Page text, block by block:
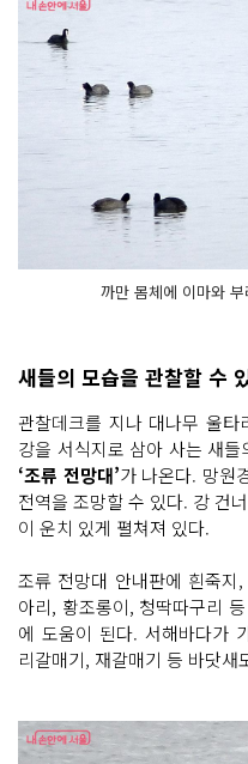
까만 몸체에 이마와
새들의 모습을 관찰할 수
관찰데크를 지나 대나무 울
강을 서식지로 삼아 사는 새
‘조류 전망대’가 나온다. 망원
전역을 조망할 수 있다. 강 건
이 운치 있게 펼쳐져 있다.
조류 전망대 안내판에 흰죽지
아리, 황조롱이, 청딱따구리
에 도움이 된다. 서해바다가
리갈매기, 재갈매기 등 바닷새